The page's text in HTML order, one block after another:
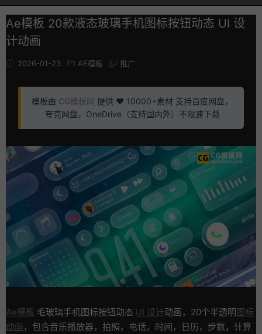
Ae模板 20款液态玻璃手机图标按钮动态 UI 设
计动画
2026-01-23 AE模板 推广
模板由 CG模板网 提供 ❤️ 10000+素材 支持百度网盘，
夸克网盘，OneDrive（支持国内外）不限速下载
Ae模板 毛玻璃手机图标按钮动态 UI 设计动画，20个半透明图标
动画 ，包含音乐播放器，拍照，电话，时间，日历，步数，计算